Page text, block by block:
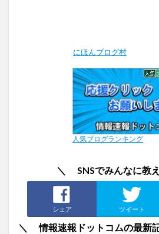
にほんブログ村
人気ブログランキング
＼ SNSでみんなに教
シェア ツイート
＼ 情報速報ドットコムの最新